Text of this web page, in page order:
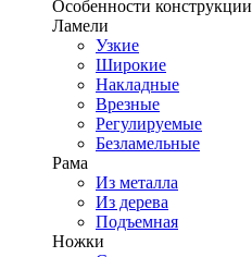
Особенности конструкции
Ламели
Узкие
Широкие
Накладные
Врезные
Регулируемые
Безламельные
Рама
Из металла
Из дерева
Подъемная
Ножки